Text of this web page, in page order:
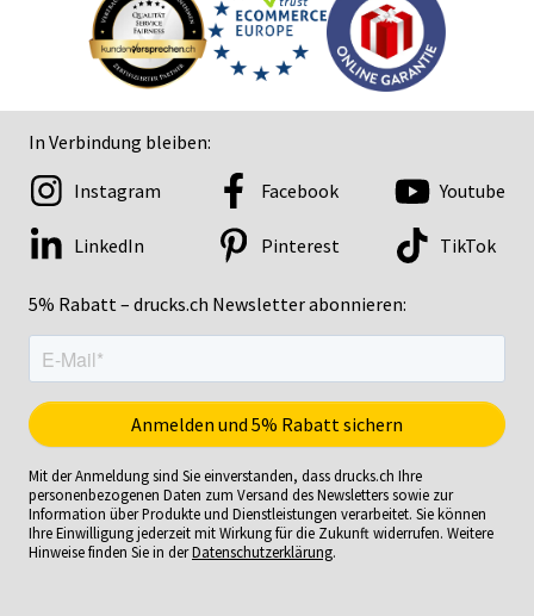
In Verbindung bleiben:
5% Rabatt – drucks.ch Newsletter abonnieren:
Instagram Facebook Youtube
LinkedIn Pinterest TikTok
Mit der Anmeldung sind Sie einverstanden, dass drucks.ch Ihre
personenbezogenen Daten zum Versand des Newsletters sowie zur
Information über Produkte und Dienstleistungen verarbeitet. Sie können
Ihre Einwilligung jederzeit mit Wirkung für die Zukunft widerrufen. Weitere
Hinweise finden Sie in derDatenschutzerklärung.